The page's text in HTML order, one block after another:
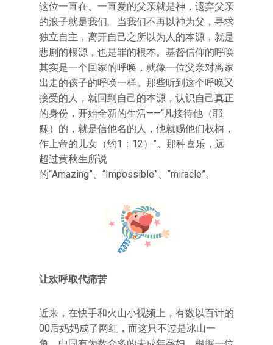
这位一直在、一直爱的父亲就是神，遗弃父亲
的浪子就是我们。当我们不再以神为父，寻求
独立自主，离开自己之所以为人的本源，就是
悲剧的根源，也是罪的根本。基督信仰的呼唤
其实是一个回家的呼唤，就像一位父亲对离家
出走的孩子的呼唤一样。那些听到这个呼唤又
接受的人，就回到自己的本源，认识自己真正
的身份，开始全新的生活——“凡接待他（耶
稣）的，就是信他名的人，他就赐他们权柄，
作上帝的儿女（约1：12）”。那种喜乐，远
超过黄秋生所说
的“Amazing”、“Impossible”、“miracle”。
让欢呼取代痛苦
近来，在快手和火山小视频上，有数以百计的
00后妈妈成了网红，而这只不过是冰山一